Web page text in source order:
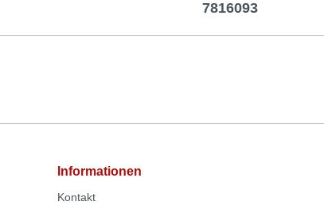
7816093
Informationen
Kontakt